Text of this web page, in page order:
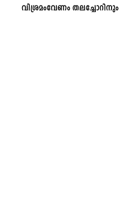
വിശ്രമംവേണം തലച്ചോറിനും